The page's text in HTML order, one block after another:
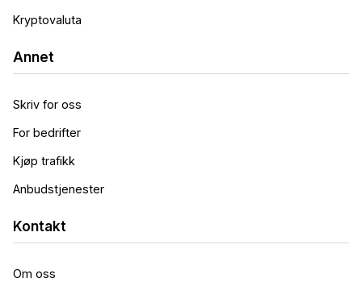
Kryptovaluta
Annet
Skriv for oss
For bedrifter
Kjøp trafikk
Anbudstjenester
Kontakt
Om oss